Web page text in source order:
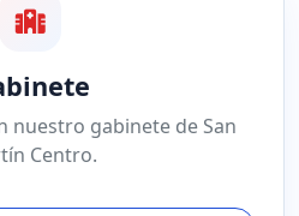
nuestro gabinete de San
Centro.